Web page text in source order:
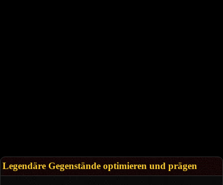
Legendäre Gegenstände optimieren und prägen